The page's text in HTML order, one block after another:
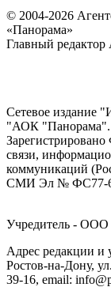
© 2004-2026
«Панорама»
Главный
Сетевое издание
"АОК "Панорама".
связи,
коммуникаций
СМИ Эл № ФС77-
Учредитель -
Адрес редакции и
Ростов-на-Дону,
39-16, email: